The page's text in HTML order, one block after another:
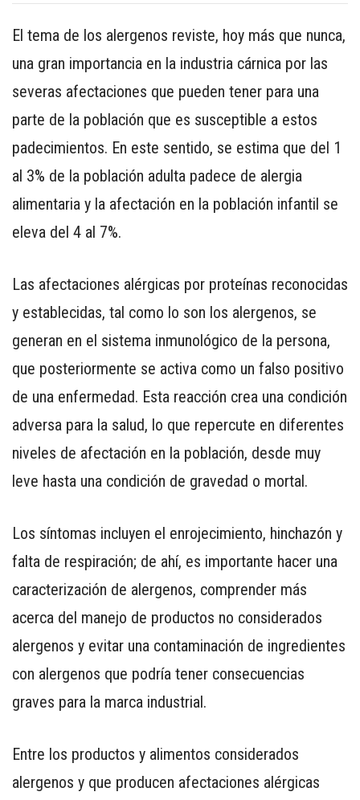
ESPAÑOL
AYUDA
TÉRMINOS
CONDICIONES
POLÍTICAS
MAPA
DEL
SITIO
SMARTPHONE
El tema de los alergenos reviste, hoy más que nunca,
una gran importancia en la industria cárnica por las
severas afectaciones que pueden tener para una
parte de la población que es susceptible a estos
padecimientos. En este sentido, se estima que del 1
al 3% de la población adulta padece de alergia
alimentaria y la afectación en la población infantil se
eleva del 4 al 7%.
Las afectaciones alérgicas por proteínas reconocidas
y establecidas, tal como lo son los alergenos, se
generan en el sistema inmunológico de la persona,
que posteriormente se activa como un falso positivo
de una enfermedad. Esta reacción crea una condición
adversa para la salud, lo que repercute en diferentes
niveles de afectación en la población, desde muy
leve hasta una condición de gravedad o mortal.
Los síntomas incluyen el enrojecimiento, hinchazón y
falta de respiración; de ahí, es importante hacer una
caracterización de alergenos, comprender más
acerca del manejo de productos no considerados
alergenos y evitar una contaminación de ingredientes
con alergenos que podría tener consecuencias
graves para la marca industrial.
Entre los productos y alimentos considerados
alergenos y que producen afectaciones alérgicas